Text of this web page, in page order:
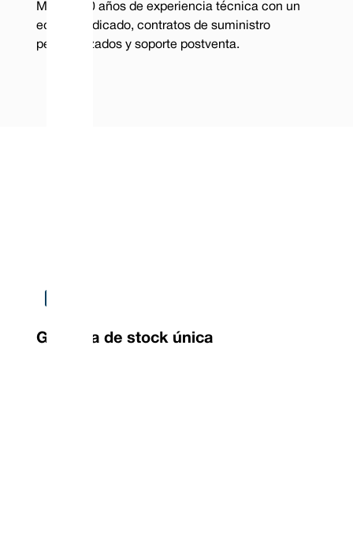
Más de 40 años de experiencia técnica con un
equipo dedicado, contratos de suministro
personalizados y soporte postventa.
Garantía de stock única